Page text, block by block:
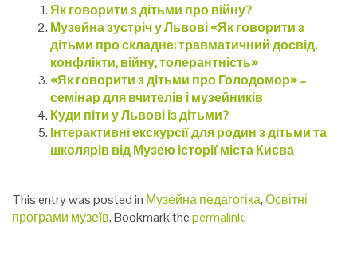
Як говорити з дітьми про війну?
Музейна зустріч у Львові «Як говорити з
дітьми про складне: травматичний досвід,
конфлікти, війну, толерантність»
«Як говорити з дітьми про Голодомор» –
семінар для вчителів і музейників
Куди піти у Львові із дітьми?
Інтерактивні екскурсії для родин з дітьми та
школярів від Музею історії міста Києва
This entry was posted in Музейна педагогіка,Освітні
програми музеїв. Bookmark thepermalink.